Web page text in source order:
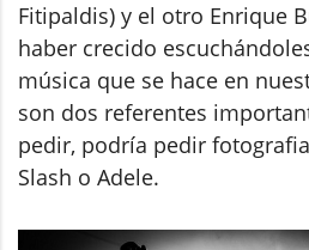
Fitipaldis) y el otro Enrique
haber crecido
música que se hace en
son dos referentes
pedir, podría pedir
Slash o Adele.